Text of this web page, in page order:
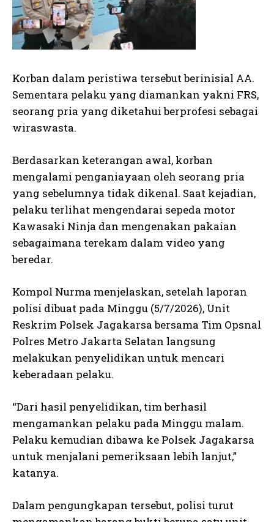
Korban dalam peristiwa tersebut berinisial AA.
Sementara pelaku yang diamankan yakni FRS,
seorang pria yang diketahui berprofesi sebagai
wiraswasta.
Berdasarkan keterangan awal, korban
mengalami penganiayaan oleh seorang pria
yang sebelumnya tidak dikenal. Saat kejadian,
pelaku terlihat mengendarai sepeda motor
Kawasaki Ninja dan mengenakan pakaian
sebagaimana terekam dalam video yang
beredar.
Kompol Nurma menjelaskan, setelah laporan
polisi dibuat pada Minggu (5/7/2026), Unit
Reskrim Polsek Jagakarsa bersama Tim Opsnal
Polres Metro Jakarta Selatan langsung
melakukan penyelidikan untuk mencari
keberadaan pelaku.
“Dari hasil penyelidikan, tim berhasil
mengamankan pelaku pada Minggu malam.
Pelaku kemudian dibawa ke Polsek Jagakarsa
untuk menjalani pemeriksaan lebih lanjut,”
katanya.
Dalam pengungkapan tersebut, polisi turut